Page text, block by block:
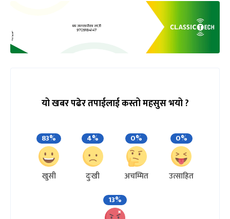
यो खबर पढेर तपाईलाई कस्तो महसुस भयो ?
83%
खुसी
4%
दुःखी
0%
अचम्मित
0%
उत्साहित
13%